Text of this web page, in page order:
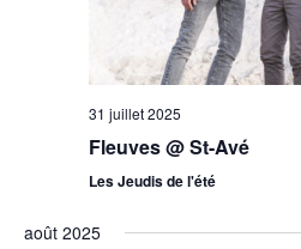
31 juillet 2025
Fleuves @ St-Avé
Les Jeudis de l'été
août 2025